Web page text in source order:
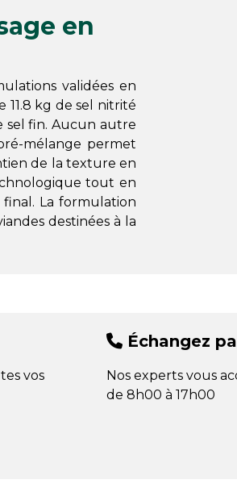
en
validées en
11.8 kg de sel nitrité
sel fin. Aucun autre
mélange permet
de la texture en
tout en
La formulation
destinées à la
vos
Échangez
Nos experts vous
de 8h00 à 17h00